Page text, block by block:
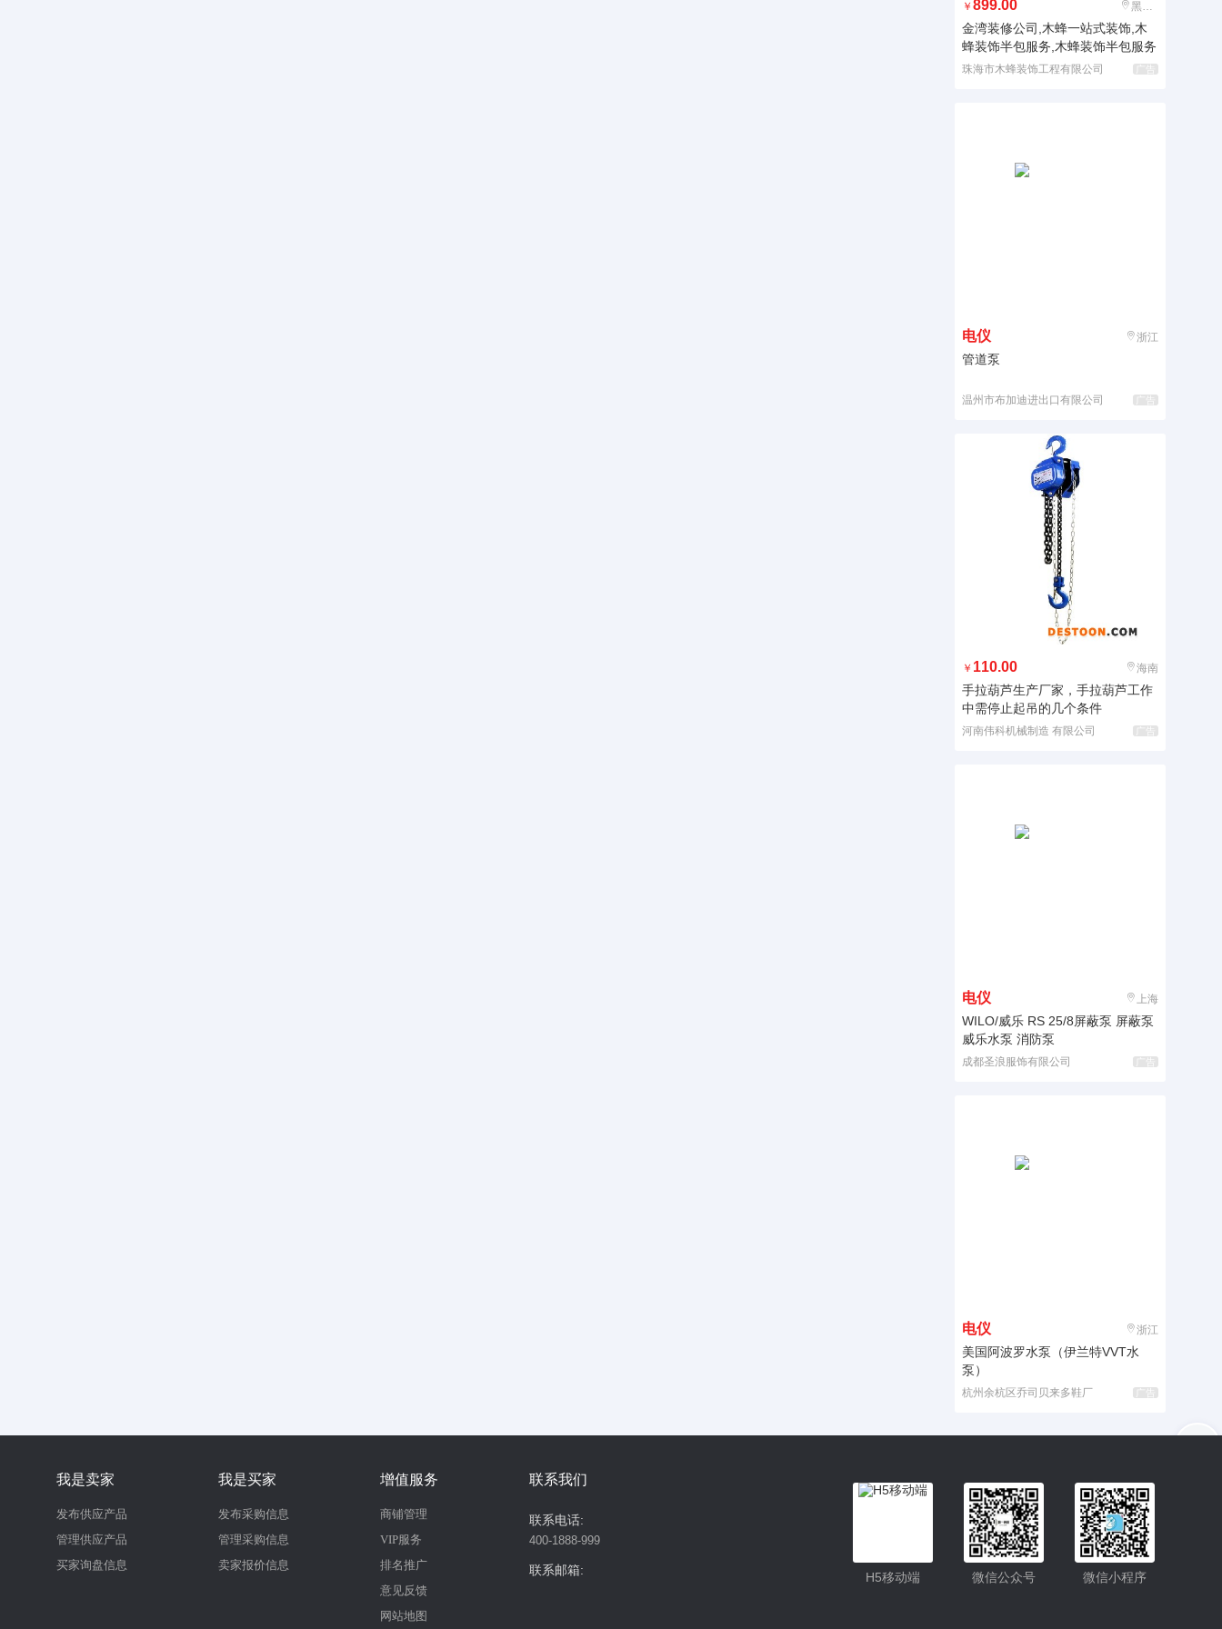
￥ 899.00 黑龙江
金湾装修公司,木蜂一站式装饰,木
蜂装饰半包服务,木蜂装饰半包服务
珠海市木蜂装饰工程有限公司 广告
电仪 浙江
管道泵
温州市布加迪进出口有限公司 广告
￥ 110.00 海南
手拉葫芦生产厂家，手拉葫芦工作
中需停止起吊的几个条件
河南伟科机械制造 有限公司 广告
电仪 上海
WILO/威乐 RS 25/8屏蔽泵 屏蔽泵
威乐水泵 消防泵
成都圣浪服饰有限公司 广告
电仪 浙江
美国阿波罗水泵（伊兰特VVT水
泵）
杭州余杭区乔司贝来多鞋厂 广告
我是卖家
发布供应产品
管理供应产品
买家询盘信息
我是买家
发布采购信息
管理采购信息
卖家报价信息
增值服务
商铺管理
VIP服务
排名推广
意见反馈
网站地图
联系我们
联系电话:
400-1888-999
联系邮箱: 微信小程序
微信公众号
H5移动端